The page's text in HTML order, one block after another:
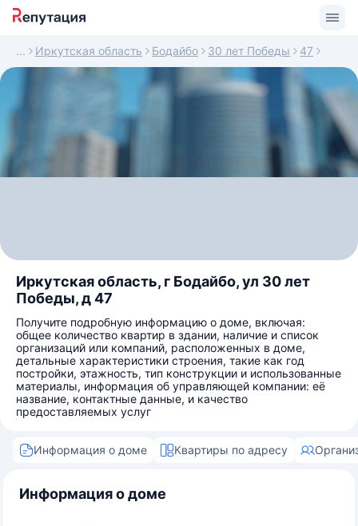
Иркутская область Бодайбо 30 лет Победы 47
Иркутская область, г Бодайбо, ул 30 лет
Победы, д 47
Получите подробную информацию о доме, включая:
общее количество квартир в здании, наличие и список
организаций или компаний, расположенных в доме,
детальные характеристики строения, такие как год
постройки, этажность, тип конструкции и использованные
материалы, информация об управляющей компании: её
название, контактные данные, и качество
предоставляемых услуг
Информация о доме Квартиры по адресу
Информация о доме